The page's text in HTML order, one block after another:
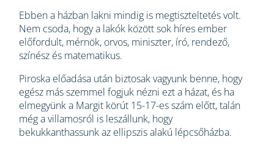
Ebben a házban lakni mindig is megtiszteltetés volt.
Nem csoda, hogy a lakók között sok híres ember
előfordult, mérnök, orvos, miniszter, író, rendező,
színész és matematikus.
Piroska előadása után biztosak vagyunk benne, hogy
egész más szemmel fogjuk nézni ezt a házat, és ha
elmegyünk a Margit körút 15-17-es szám előtt, talán
még a villamosról is leszállunk, hogy
bekukkanthassunk az ellipszis alakú lépcsőházba.